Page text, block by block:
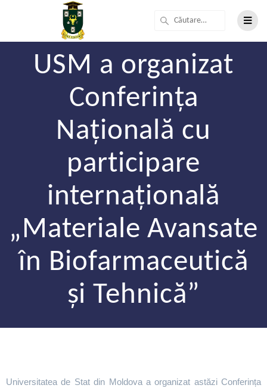
USM a organizat
Conferința
Națională cu
participare
internațională
„Materiale Avansate
în Biofarmaceutică
și Tehnică”
Universitatea de Stat din Moldova a organizat astăzi Conferința